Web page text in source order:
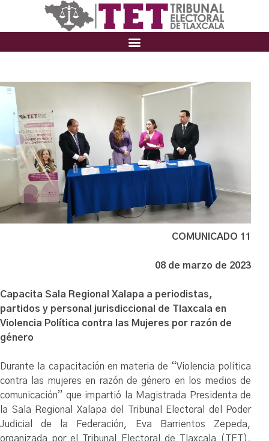
COMUNICADO 11
08 de marzo de 2023
Capacita Sala Regional Xalapa a periodistas,
partidos y personal jurisdiccional de Tlaxcala en
Violencia Política contra las Mujeres por razón de
género
Durante la capacitación en materia de “Violencia política
contra las mujeres en razón de género en los medios de
comunicación” que impartió la Magistrada Presidenta de
la Sala Regional Xalapa del Tribunal Electoral del Poder
Judicial de la Federación, Eva Barrientos Zepeda,
organizada por el Tribunal Electoral de Tlaxcala (TET),